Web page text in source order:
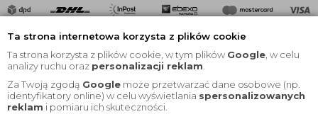
Ta strona internetowa korzysta z plików cookie
Ta strona korzysta z plików cookie, w tym plików Google , w celu
analizy ruchu oraz personalizacji reklam
Za Twoją zgodą Google może przetwarzać dane osobowe (np.
identyfikatory online) w celu wyświetlania spersonalizowanych
reklam i pomiaru ich skuteczności.
2020 © Wszelkie Prawa Zastrzeżone |KEYfabrics
Projekt i oprogramowanie sklepu: